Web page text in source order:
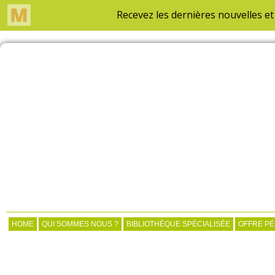
HOME QUI SOMMES NOUS ? BIBLIOTHÈQUE SPÉCIALISÉE OFFRE